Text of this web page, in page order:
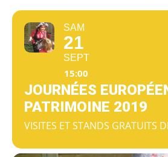
SAM
21
SEPT
15:00
JOURNÉES
PATRIMOINE 2019
VISITES ET STANDS GRATUITS